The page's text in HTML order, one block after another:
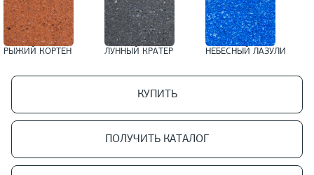
РЫЖИЙ КОРТЕН ЛУННЫЙ КРАТЕР НЕБЕСНЫЙ ЛАЗУЛИ
КУПИТЬ
ПОЛУЧИТЬ КАТАЛОГ